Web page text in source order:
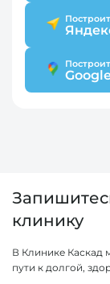
клинику
В Клинике Каскад
пути к долгой,